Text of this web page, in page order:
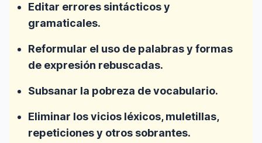
Editar errores sintácticos y
gramaticales.
Reformular el uso de palabras y formas
de expresión rebuscadas.
Subsanar la pobreza de vocabulario.
Eliminar los vicios léxicos, muletillas,
repeticiones y otros sobrantes.